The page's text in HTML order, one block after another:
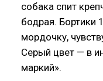
собака спит
бодрая. Бортики
мордочку,
Серый цвет — в
маркий».